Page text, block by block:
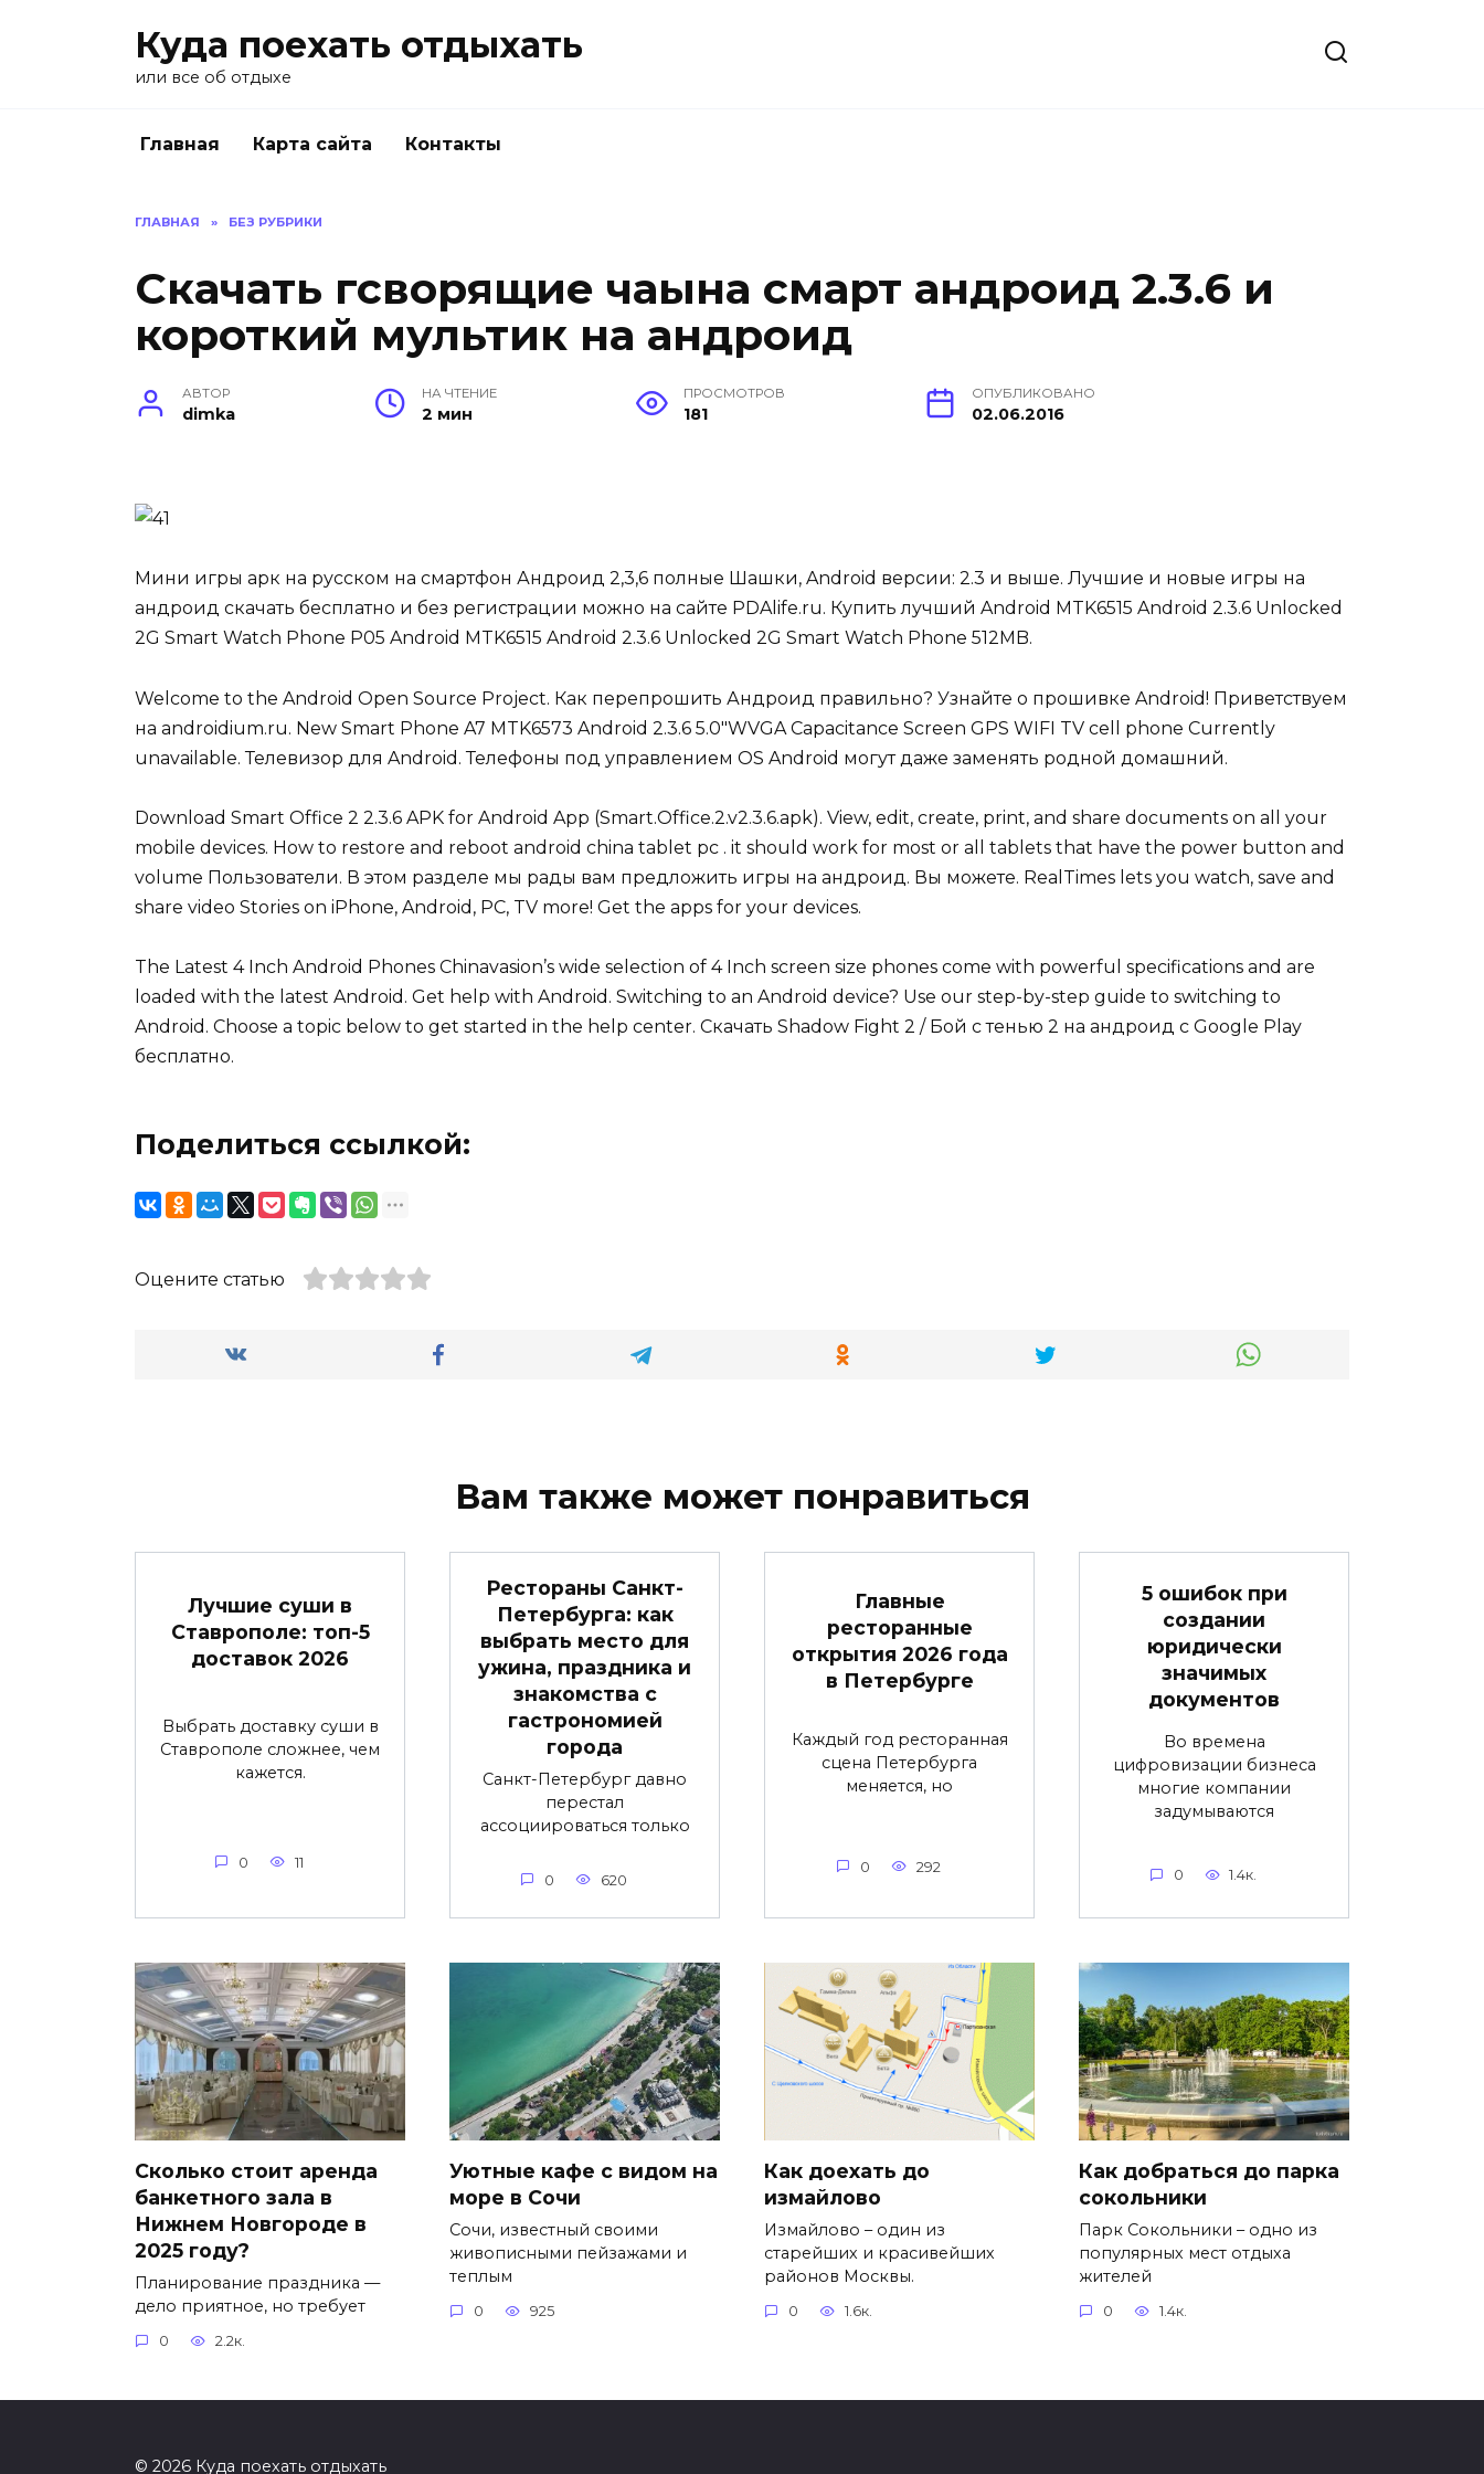
Куда поехать отдыхать
или все об отдыхе
Главная Карта сайта Контакты
ГЛАВНАЯ » БЕЗ РУБРИКИ
Скачать гсворящие чаына смарт андроид 2.3.6 и
короткий мультик на андроид
АВТОР
dimka
НА ЧТЕНИЕ
2 мин
ПРОСМОТРОВ
181
ОПУБЛИКОВАНО
02.06.2016
Мини игры арк на русском на смартфон Андроид 2,3,6 полные Шашки, Android версии: 2.3 и выше. Лучшие и новые игры на
андроид скачать бесплатно и без регистрации можно на сайте PDAlife.ru. Купить лучший Android MTK6515 Android 2.3.6 Unlocked
2G Smart Watch Phone P05 Android MTK6515 Android 2.3.6 Unlocked 2G Smart Watch Phone 512MB.
Welcome to the Android Open Source Project. Как перепрошить Андроид правильно? Узнайте о прошивке Android! Приветствуем
на androidium.ru. New Smart Phone A7 MTK6573 Android 2.3.6 5.0″WVGA Capacitance Screen GPS WIFI TV cell phone Currently
unavailable. Телевизор для Android. Телефоны под управлением OS Android могут даже заменять родной домашний.
Download Smart Office 2 2.3.6 APK for Android App (Smart.Office.2.v2.3.6.apk). View, edit, create, print, and share documents on all your
mobile devices. How to restore and reboot android china tablet pc . it should work for most or all tablets that have the power button and
volume Пользователи. В этом разделе мы рады вам предложить игры на андроид. Вы можете. RealTimes lets you watch, save and
share video Stories on iPhone, Android, PC, TV more! Get the apps for your devices.
The Latest 4 Inch Android Phones Chinavasion’s wide selection of 4 Inch screen size phones come with powerful specifications and are
loaded with the latest Android. Get help with Android. Switching to an Android device? Use our step-by-step guide to switching to
Android. Choose a topic below to get started in the help center. Скачать Shadow Fight 2 / Бой с тенью 2 на андроид с Google Play
бесплатно.
Поделиться ссылкой:
Оцените статью
Вам также может понравиться
Лучшие суши в
Ставрополе: топ-5
доставок 2026
Выбрать доставку суши в
Ставрополе сложнее, чем
кажется.
0 11
Рестораны Санкт-
Петербурга: как
выбрать место для
ужина, праздника и
знакомства с
гастрономией
города
Санкт-Петербург давно
перестал
ассоциироваться только
0 620
Главные
ресторанные
открытия 2026 года
в Петербурге
Каждый год ресторанная
сцена Петербурга
меняется, но
0 292
5 ошибок при
создании
юридически
значимых
документов
Во времена
цифровизации бизнеса
многие компании
задумываются
0 1.4к.
Сколько стоит аренда
банкетного зала в
Нижнем Новгороде в
2025 году?
Планирование праздника —
дело приятное, но требует
0 2.2к.
Уютные кафе с видом на
море в Сочи
Сочи, известный своими
живописными пейзажами и
теплым
0 925
Как доехать до
измайлово
Измайлово – один из
старейших и красивейших
районов Москвы.
0 1.6к.
Как добраться до парка
сокольники
Парк Сокольники – одно из
популярных мест отдыха
жителей
0 1.4к.
© 2026 Куда поехать отдыхать